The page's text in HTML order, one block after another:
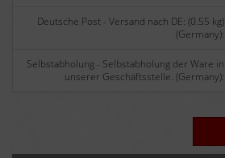
Deutsche Post - Versand nach DE: (0.55 kg)
(Germany):
Selbstabholung - Selbstabholung der Ware in
unserer Geschäftsstelle. (Germany):